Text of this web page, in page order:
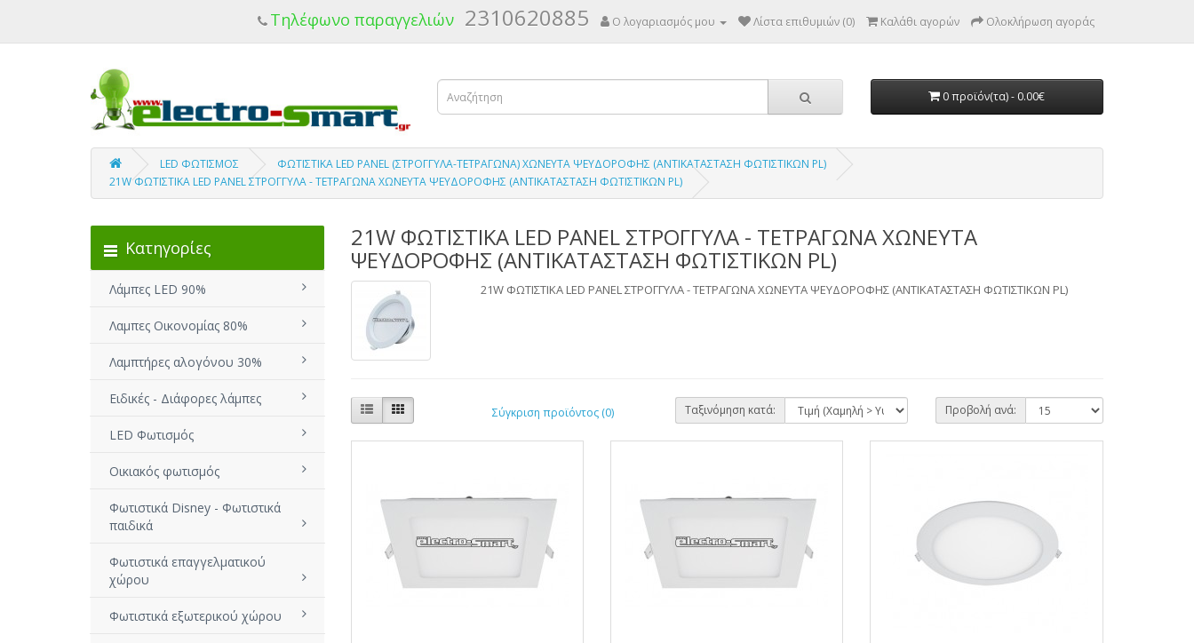
Τηλέφωνο παραγγελιών 2310620885 Ο λογαριασμός μου Λίστα επιθυμιών (0) Καλάθι αγορών Ολοκλήρωση αγοράς
0 προϊόν(τα) - 0.00€
LED ΦΩΤΙΣΜΟΣ
ΦΩΤΙΣΤΙΚΑ LED PANEL (ΣΤΡΟΓΓΥΛΑ-ΤΕΤΡΑΓΩΝΑ) ΧΩΝΕΥΤΑ ΨΕΥΔΟΡΟΦΗΣ (ΑΝΤΙΚΑΤΑΣΤΑΣΗ ΦΩΤΙΣΤΙΚΩΝ PL)
21W ΦΩΤΙΣΤΙΚΑ LED PANEL ΣΤΡΟΓΓΥΛΑ - ΤΕΤΡΑΓΩΝΑ ΧΩΝΕΥΤΑ ΨΕΥΔΟΡΟΦΗΣ (ΑΝΤΙΚΑΤΑΣΤΑΣΗ ΦΩΤΙΣΤΙΚΩΝ PL)
Κατηγορίες
Λάμπες LED 90%
Λαμπες Οικονομίας 80%
Λαμπτήρες αλογόνου 30%
Ειδικές - Διάφορες λάμπες
LED Φωτισμός
Οικιακός φωτισμός
Φωτιστικά Disney - Φωτιστικά
παιδικά
Φωτιστικά επαγγελματικού
χώρου
Φωτιστικά εξωτερικού χώρου
21W ΦΩΤΙΣΤΙΚΑ LED PANEL ΣΤΡΟΓΓΥΛΑ - ΤΕΤΡΑΓΩΝΑ ΧΩΝΕΥΤΑ
ΨΕΥΔΟΡΟΦΗΣ (ΑΝΤΙΚΑΤΑΣΤΑΣΗ ΦΩΤΙΣΤΙΚΩΝ PL)
21W ΦΩΤΙΣΤΙΚΑ LED PANEL ΣΤΡΟΓΓΥΛΑ - ΤΕΤΡΑΓΩΝΑ ΧΩΝΕΥΤΑ ΨΕΥΔΟΡΟΦΗΣ (ΑΝΤΙΚΑΤΑΣΤΑΣΗ ΦΩΤΙΣΤΙΚΩΝ PL)
Σύγκριση προϊόντος (0) Ταξινόμηση κατά: Προβολή ανά: